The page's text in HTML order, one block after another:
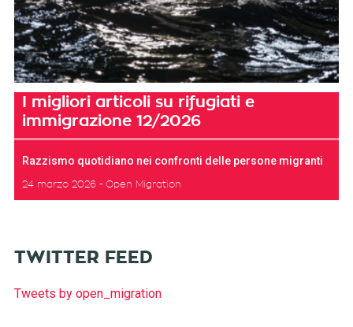
I migliori articoli su rifugiati e
immigrazione 12/2026
Razzismo quotidiano nei confronti delle persone migranti
24 marzo 2026 Open Migration
TWITTER FEED
Tweets by open_migration